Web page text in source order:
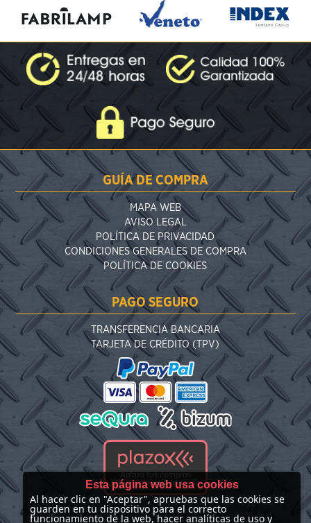
GUÍA DE COMPRA
MAPA WEB
AVISO LEGAL
POLÍTICA DE PRIVACIDAD
CONDICIONES GENERALES DE COMPRA
POLÍTICA DE COOKIES
PAGO SEGURO
TRANSFERENCIA BANCARIA
TARJETA DE CRÉDITO (TPV)
Esta página web usa cookies
Al hacer clic en "Aceptar", apruebas que las cookies se
guarden en tu dispositivo para el correcto
funcionamiento de la web, hacer analíticas de uso y